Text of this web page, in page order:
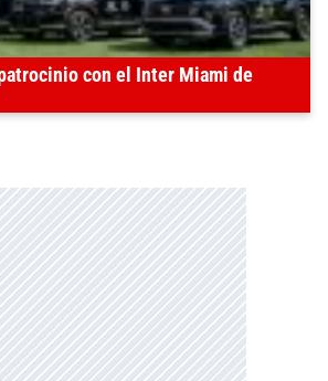
con el Inter Miami de